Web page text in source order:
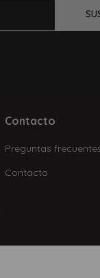
Contacto
Preguntas
Contacto